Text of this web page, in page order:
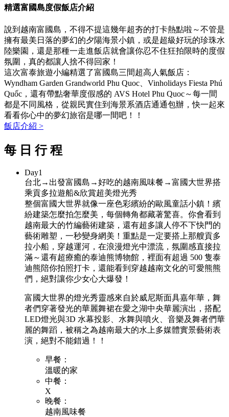
精選富國島度假飯店介紹
說到越南富國島，不得不提這幾年超夯的打卡熱點啦～不管是
擁有最美日落的夢幻的夕陽海景小鎮，或是超級好玩的珍珠水
陸樂園，還是那種一走進飯店就會讓你忍不住狂拍限時的度假
氛圍，真的都讓人捨不得回家！
這次富泰旅遊小編精選了富國島三間超高人氣飯店：
Wyndham Garden Grandworld Phu Quoc、Vinholidays Fiesta Phú
Quốc，還有帶點奢華度假感的 AVS Hotel Phu Quoc～每一間
都是不同風格，從親民實住到海景系酒店通通包辦，快一起來
看看你心中的夢幻旅宿是哪一間吧！！
飯店介紹 >
每 日 行 程
Day1
台北→出發富國島→好吃的越南風味餐→富國大世界搭
乘貢多拉遊船&欣賞超美燈光秀
整個富國大世界就像一座色彩繽紛的歐風童話小鎮！繽
紛建築怎麼拍怎麼美，每個轉角都藏著驚喜。你會看到
越南最大的竹編藝術建築，還有超多讓人停不下快門的
藝術雕塑，一秒變身網美！重點是一定要搭上那艘貢多
拉小船，穿越運河，在浪漫燈光中漂流，氛圍感直接拉
滿～還有超療癒的泰迪熊博物館，裡面有超過 500 隻泰
迪熊陪你拍照打卡，還能看到穿越越南文化的可愛熊熊
們，絕對讓你少女心大爆發！
富國大世界的燈光秀靈感來自於威尼斯面具嘉年華，舞
者們穿著發光的華麗舞裙在愛之湖中央華麗演出，搭配
LED燈光與3D 水幕投影、水舞與噴火、音樂及舞者們華
麗的舞蹈，被稱之為越南最大的水上多媒體實景藝術表
演，絕對不能錯過！！
早餐：
溫暖的家
中餐：
X
晚餐：
越南風味餐